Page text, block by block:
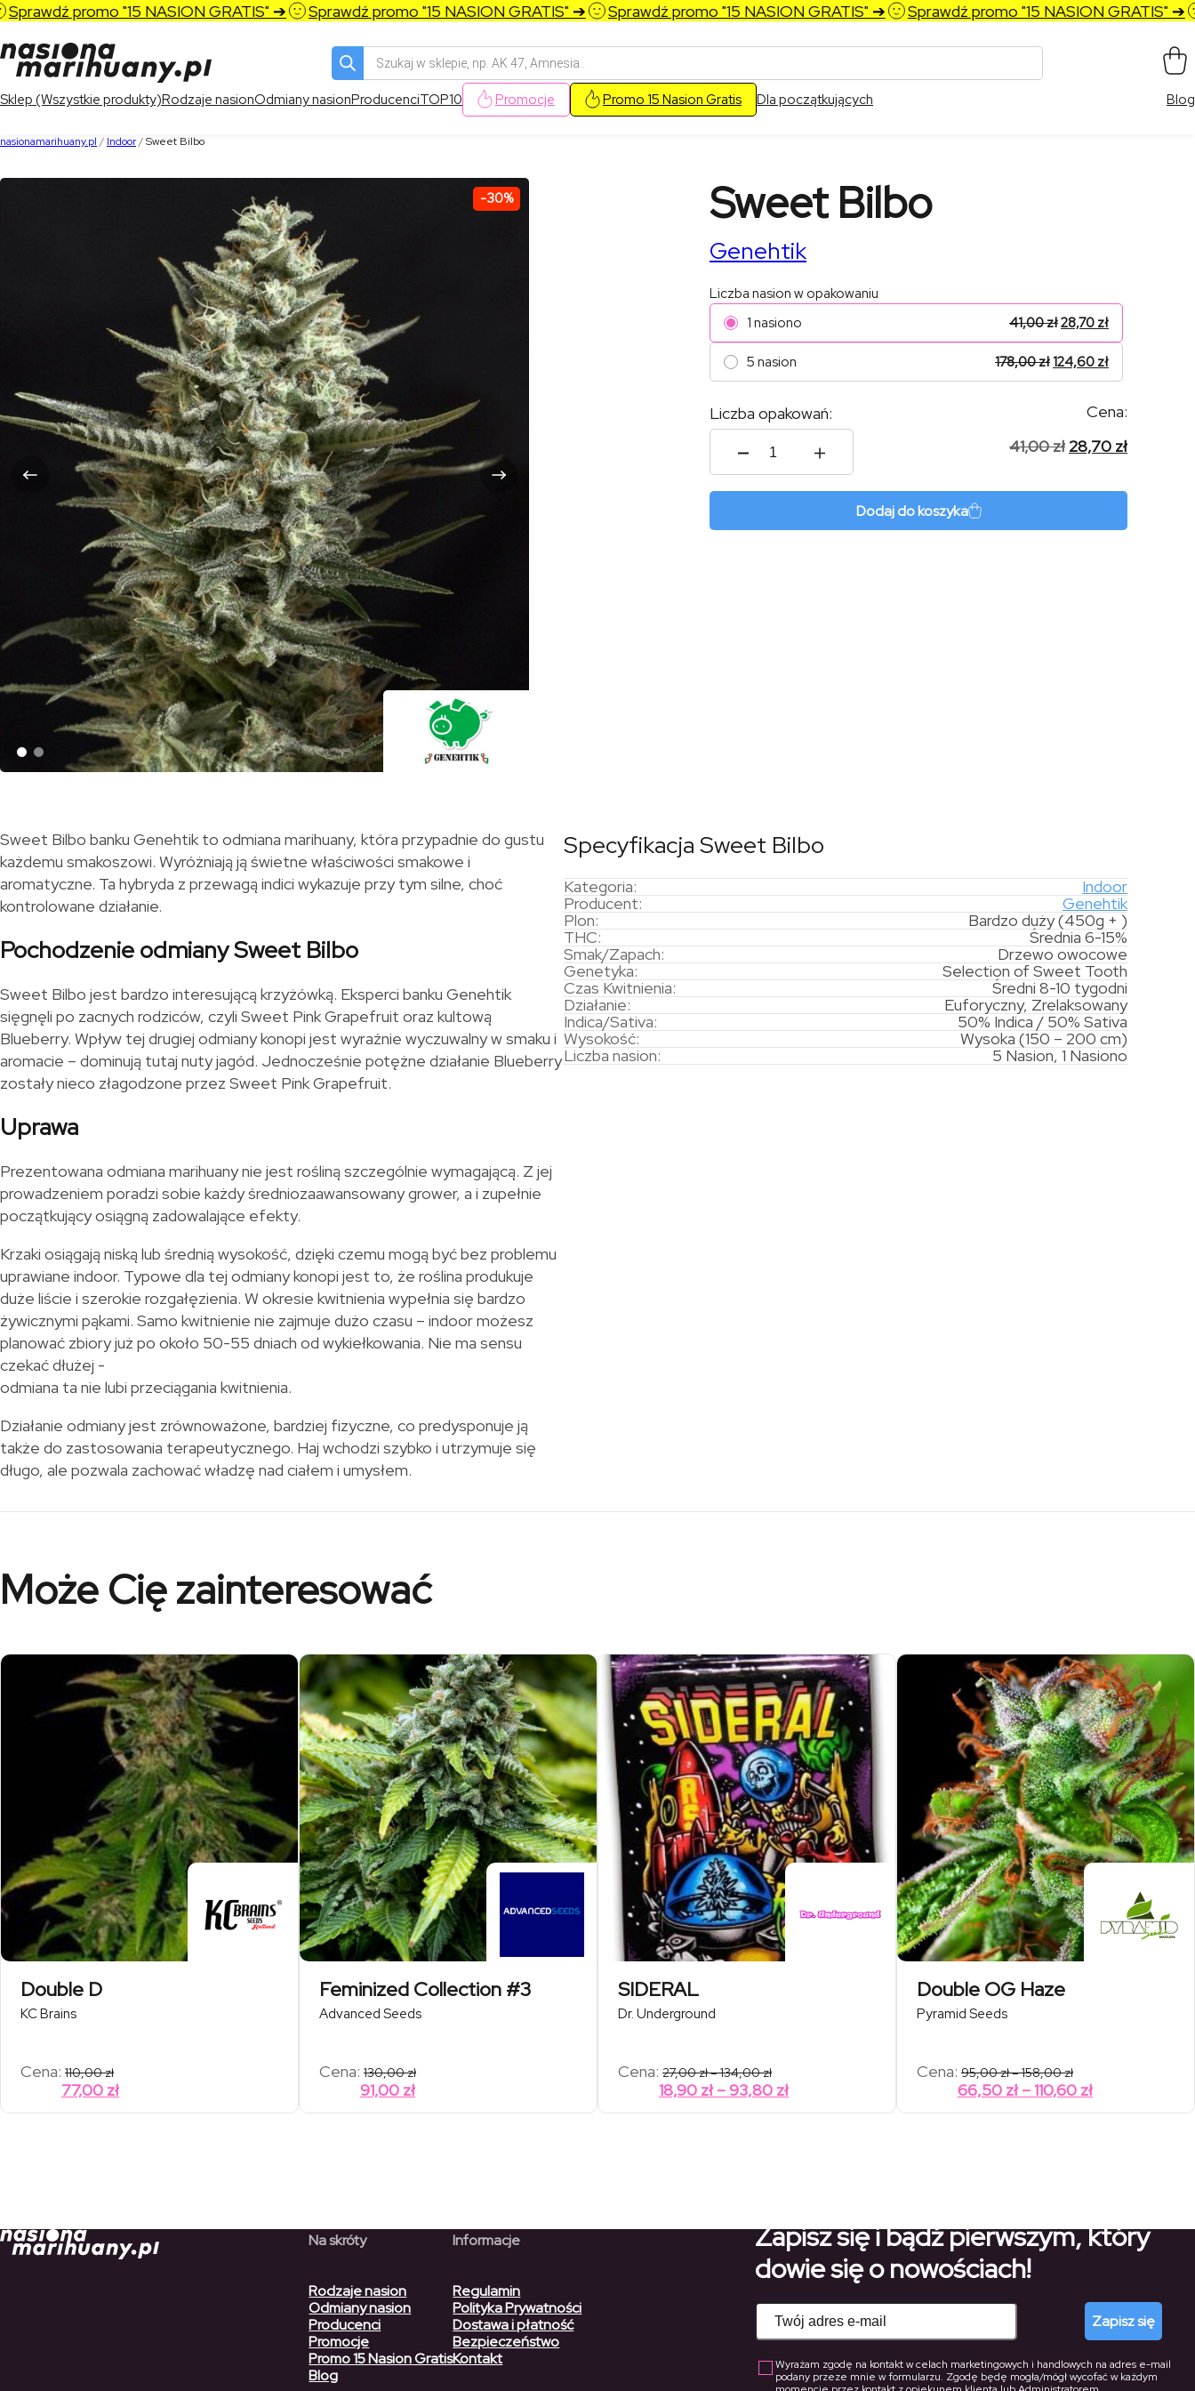
promo "15 NASION GRATIS" ➔ Sprawdź promo "15 NASION GRATIS" ➔ Sprawdź promo "15 NASION GRATIS" ➔ Sprawdź promo "15 NASION GRATIS" ➔
Wyszukiwarka
produktów
Sklep (Wszystkie produkty)Rodzaje nasionOdmiany nasionProducenciTOP10 Promocje Promo 15 Nasion Gratis Dla początkujących Blog
nasionamarihuany.pl / Indoor/Sweet Bilbo
-30% Sweet Bilbo
Genehtik
Liczba nasion w opakowaniu
1 nasiono
41,00zł28,70 zł
5 nasion 178,00zł124,60 zł
Liczba opakowań:
ilość
Sweet
Bilbo
Cena:
41,00zł 28,70 zł
Dodaj do koszyka
Specyfikacja Sweet Bilbo
Kategoria:
Indoor
Producent:
Genehtik
Plon:
Bardzo duży (450g + )
THC:
Średnia 6-15%
Smak/Zapach:
Drzewo owocowe
Genetyka:
Selection of Sweet Tooth
Czas Kwitnienia:
Średni 8-10 tygodni
Działanie:
Euforyczny, Zrelaksowany
Indica/Sativa:
50% Indica / 50% Sativa
Wysokość:
Wysoka (150 – 200 cm)
Liczba nasion:
5 Nasion, 1 Nasiono
Sweet Bilbo banku Genehtik to odmiana marihuany, która przypadnie do gustu
każdemu smakoszowi. Wyróżniają ją świetne właściwości smakowe i
aromatyczne. Ta hybryda z przewagą indici wykazuje przy tym silne, choć
kontrolowane działanie.
Pochodzenie odmiany Sweet Bilbo
Sweet Bilbo jest bardzo interesującą krzyżówką. Eksperci banku Genehtik
sięgnęli po zacnych rodziców, czyli Sweet Pink Grapefruit oraz kultową
Blueberry. Wpływ tej drugiej odmiany konopi jest wyraźnie wyczuwalny w smaku i
aromacie – dominują tutaj nuty jagód. Jednocześnie potężne działanie Blueberry
zostały nieco złagodzone przez Sweet Pink Grapefruit.
Uprawa
Prezentowana odmiana marihuany nie jest rośliną szczególnie wymagającą. Z jej
prowadzeniem poradzi sobie każdy średniozaawansowany grower, a i zupełnie
początkujący osiągną zadowalające efekty.
Krzaki osiągają niską lub średnią wysokość, dzięki czemu mogą być bez problemu
uprawiane indoor. Typowe dla tej odmiany konopi jest to, że roślina produkuje
duże liście i szerokie rozgałęzienia. W okresie kwitnienia wypełnia się bardzo
żywicznymi pąkami. Samo kwitnienie nie zajmuje dużo czasu – indoor możesz
planować zbiory już po około 50-55 dniach od wykiełkowania. Nie ma sensu
czekać dłużej -
odmiana ta nie lubi przeciągania kwitnienia.
Działanie odmiany jest zrównoważone, bardziej fizyczne, co predysponuje ją
także do zastosowania terapeutycznego. Haj wchodzi szybko i utrzymuje się
długo, ale pozwala zachować władzę nad ciałem i umysłem.
Może Cię zainteresować
Double D
KC Brains
Cena: 110,00zł
77,00 zł
Feminized Collection #3
Advanced Seeds
Cena: 130,00zł
91,00 zł
SIDERAL
Dr. Underground
Cena: 27,00zł–134,00złZakres
cen:
od
27,00 zł
18,90 zł –93,80 złZakres
cen:
Double OG Haze
Pyramid Seeds
Cena: 95,00zł–158,00złZakres
cen:
od
95,00 zł
66,50 zł –110,60 złZakres
cen:
Zapisz się i bądź pierwszym, który
dowie się o nowościach!
Wyrażam zgodę na kontakt w celach marketingowych i handlowych na adres e-mail
podany przeze mnie w formularzu. Zgodę będę mogła/mógł wycofać w każdym
Zapisz się
Na skróty
Rodzaje nasion
Odmiany nasion
Producenci
Promocje
Promo 15 Nasion Gratis
Blog
Informacje
Regulamin
Polityka Prywatności
Dostawa i płatność
Bezpieczeństwo
Kontakt